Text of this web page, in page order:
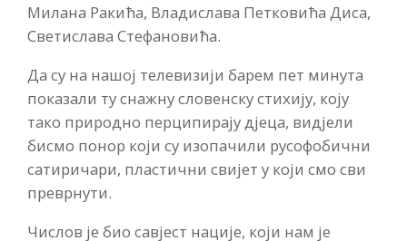
Милана Ракића, Владислава Петковића Диса,
Светислава Стефановића.
Да су на нашој телевизији барем пет минута
показали ту снажну словенску стихију, коју
тако природно перципирају дјеца, видјели
бисмо понор који су изопачили русофобични
сатиричари, пластични свијет у који смо сви
преврнути.
Числов је био савјест нације, који нам је